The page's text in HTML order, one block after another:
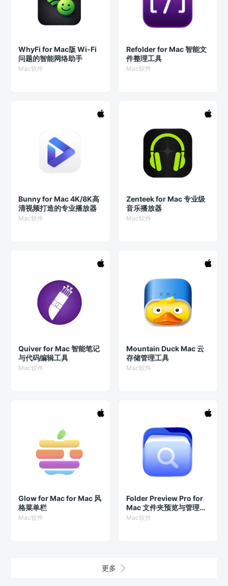
WhyFi for Mac版 Wi-Fi
问题的智能网络助手
Mac软件
Refolder for Mac 智能文
件整理工具
Mac软件
Bunny for Mac 4K/8K高
清视频打造的专业播放器
Mac软件
Zenteek for Mac 专业级
音乐播放器
Mac软件
Quiver for Mac 智能笔记
与代码编辑工具
Mac软件
Mountain Duck Mac 云
存储管理工具
Mac软件
Glow for Mac for Mac 风
格菜单栏
Mac软件
Folder Preview Pro for
Mac 文件夹预览与管理工
具，
Mac软件
更多